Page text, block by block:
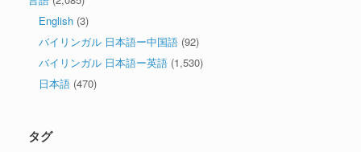
English (3)
バイリンガル 日本語ー中国語 (92)
バイリンガル 日本語ー英語 (1,530)
日本語 (470)
タグ